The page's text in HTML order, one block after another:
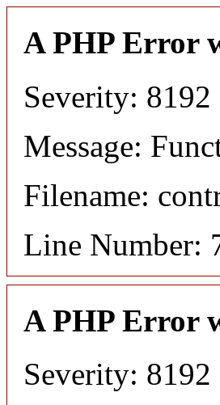
A PHP Error
Severity: 8192
Message:
Filename:
Line Number:
A PHP Error
Severity: 8192